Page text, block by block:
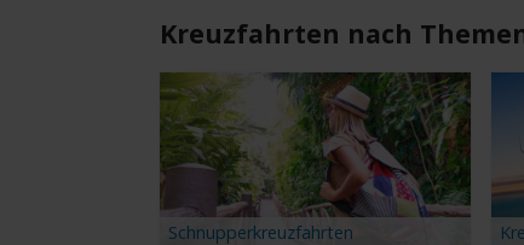
Kreuzfahrten nach
Schnupperkreuzfahrten